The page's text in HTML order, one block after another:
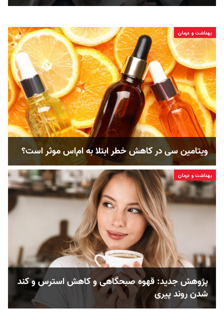
بهداشت و درمان
ویتامین سی در کاهش خطر ابتلا به ام‌اس موثر است؟
بهداشت و درمان
پژوهش جدید: قهوه صبحگاهی و کاهش استرس و کند
شدن روند پیری